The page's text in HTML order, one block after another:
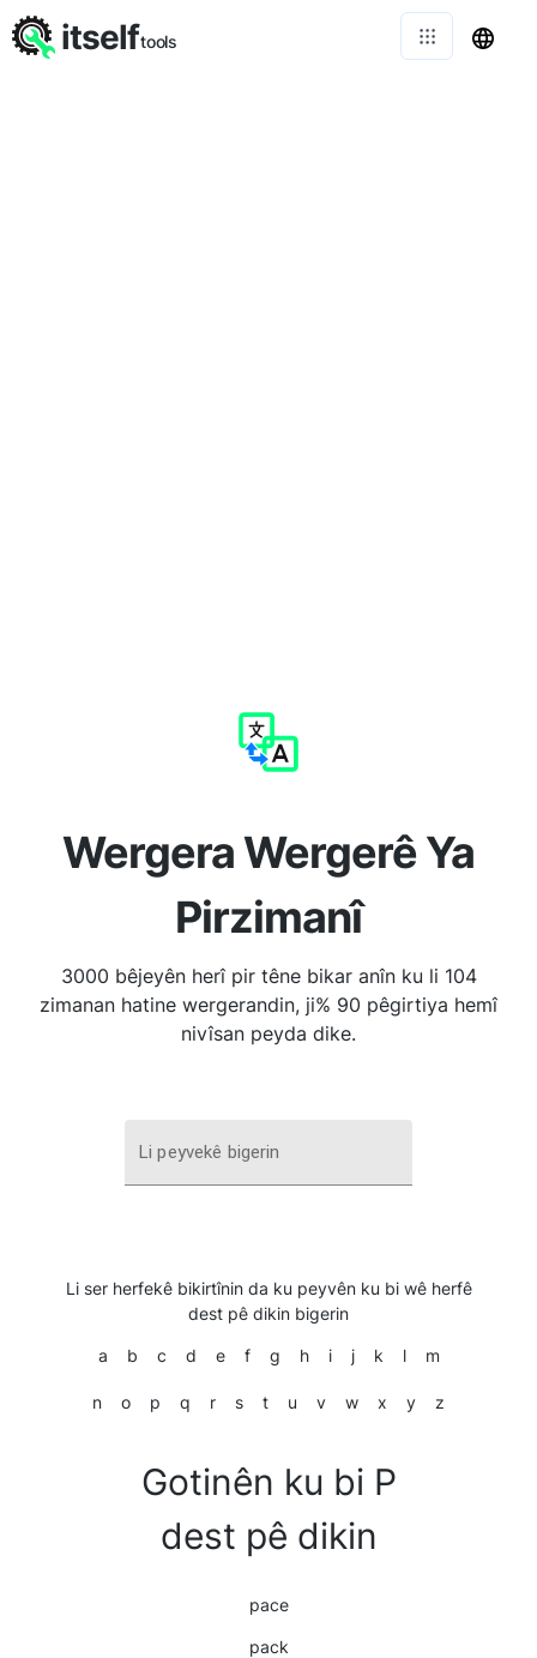
Wergera Wergerê Ya
Pirzimanî
3000 bêjeyên herî pir têne bikar anîn ku li 104
zimanan hatine wergerandin, ji% 90 pêgirtiya hemî
nivîsan peyda dike.
Li peyvekê bigerin
Li ser herfekê bikirtînin da ku peyvên ku bi wê herfê
dest pê dikin bigerin
a b c d e f g h i j k l m
n o p q r s t u v w x y z
Gotinên ku bi P
dest pê dikin
pace
pack
itselftools